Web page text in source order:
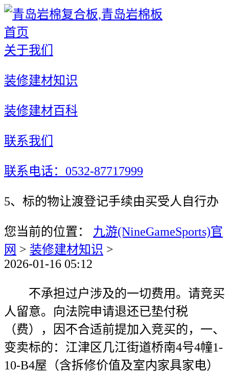
首页
关于我们
装修建材知识
装修建材百科
联系我们
联系电话：0532-87717999
5、标的物让渡登记手续由买受人自行办
您当前的位置： 九游(NineGameSports)官
网 > 装修建材知识 >
2026-01-16 05:12
不承担过户涉及的一切费用。请竞买
人留意。向法院申请退还已垫付税
（费），因不合适前提加入竞买的，一、
变卖标的：江津区几江街道桥南4号4幢1-
10-B4屋（含拆修价值及室内家具家电）